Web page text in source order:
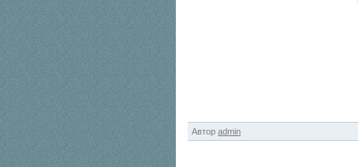
Автор admin